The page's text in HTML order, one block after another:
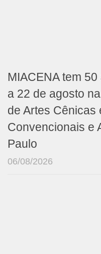
MIACENA tem
a 22 de agosto
de Artes Cênicas
Convencionais e
Paulo
06/08/2026